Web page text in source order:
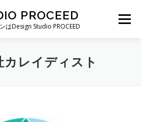
PROCEED
はDesign Studio PROCEED
メニュー
自己紹介 私ができること
カレイディスト